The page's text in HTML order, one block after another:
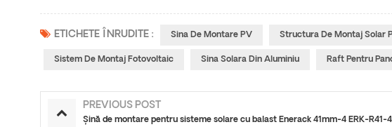
ETICHETE ÎNRUDITE : Sina De Montare PV Structura De Montaj Solar
Sistem De Montaj Fotovoltaic Sina Solara Din Aluminiu Raft Pentru
PREVIOUS POST
Șină de montare pentru sisteme solare cu balast Enerack 41mm-4 ERK-R41-4